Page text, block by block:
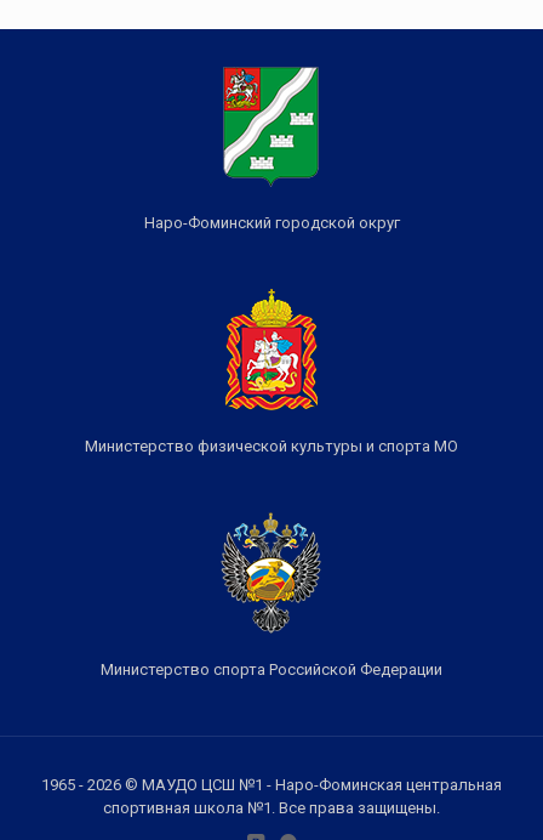
Наро-Фоминский городской округ
Министерство физической культуры и спорта МО
Министерство спорта Российской Федерации
1965 - 2026 © МАУДО ЦСШ №1 - Наро-Фоминская центральная
спортивная школа №1. Все права защищены.